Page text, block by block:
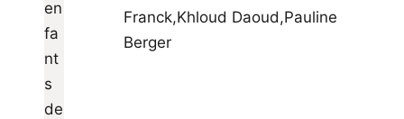
Franck,Khloud Daoud,Pauline
Berger